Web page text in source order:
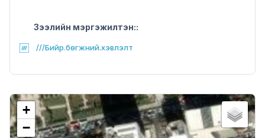
Зээлийн мэргэжилтэн::
///Бийр.бөгжний.хэвлэлт
+
−